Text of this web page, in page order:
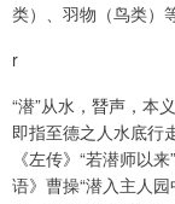
类）、羽物（鸟类）
r
“潜”从水，朁声，本
即指至德之人水底行
《左传》“若潜师以
语》曹操“潜入主人